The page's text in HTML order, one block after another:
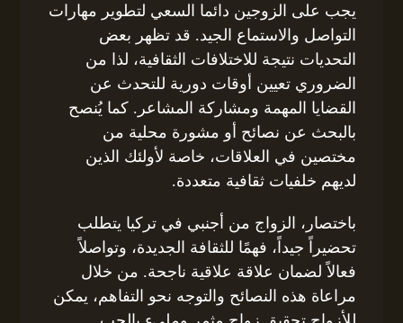
يجب على الزوجين دائما السعي لتطوير مهارات
التواصل والاستماع الجيد. قد تظهر بعض
التحديات نتيجة للاختلافات الثقافية، لذا من
الضروري تعيين أوقات دورية للتحدث عن
القضايا المهمة ومشاركة المشاعر. كما يُنصح
بالبحث عن نصائح أو مشورة محلية من
مختصين في العلاقات، خاصة لأولئك الذين
لديهم خلفيات ثقافية متعددة.
باختصار، الزواج من أجنبي في تركيا يتطلب
تحضيراً جيداً، فهمًا للثقافة الجديدة، وتواصلاً
فعالاً لضمان علاقة علاقية ناجحة. من خلال
مراعاة هذه النصائح والتوجه نحو التفاهم، يمكن